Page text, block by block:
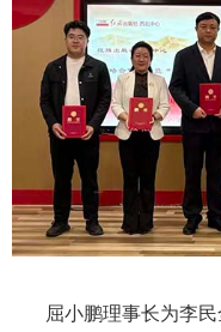
屈小鹏理事长为李